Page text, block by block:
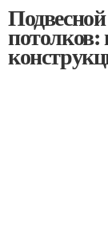
потолков: